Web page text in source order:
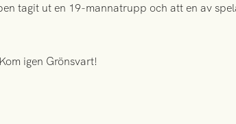
tagit ut en 19-mannatrupp och att en av
igen Grönsvart!